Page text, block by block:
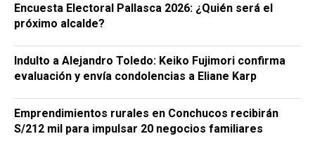
Encuesta Electoral Pallasca 2026: ¿Quién será el
próximo alcalde?
Indulto a Alejandro Toledo: Keiko Fujimori confirma
evaluación y envía condolencias a Eliane Karp
Emprendimientos rurales en Conchucos recibirán
S/212 mil para impulsar 20 negocios familiares